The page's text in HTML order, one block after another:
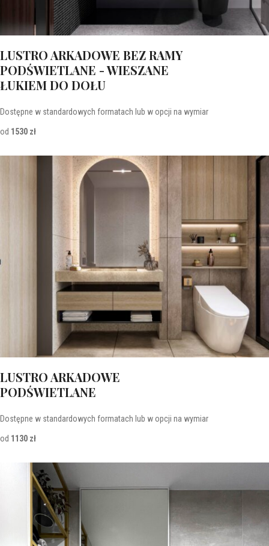
LUSTRO ARKADOWE BEZ RAMY
PODŚWIETLANE - WIESZANE
ŁUKIEM DO DOŁU
Dostępne w standardowych formatach lub w opcji na wymiar
od 1530 zł
LUSTRO ARKADOWE
PODŚWIETLANE
Dostępne w standardowych formatach lub w opcji na wymiar
od 1130 zł